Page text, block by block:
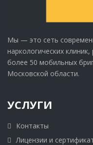
Мы — это сеть
наркологических
более 50 мобильных
Московской области.
УСЛУГИ
Контакты
Лицензии и